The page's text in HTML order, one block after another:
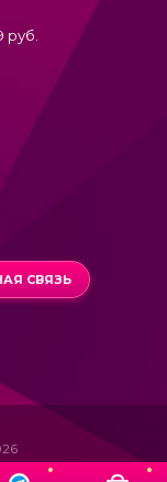
руб.
СВЯЗЬ